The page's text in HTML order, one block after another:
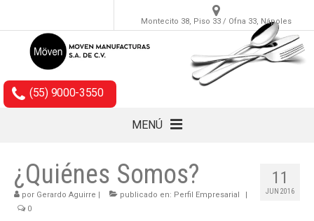
Montecito 38, Piso 33 / Ofna 33, Nápoles
(55) 9000-3550
MENÚ
Cubiertos
Accesorios
11
JUN 2016
¿Quiénes Somos?
por Gerardo Aguirre | publicado en: Perfil Empresarial
|
0